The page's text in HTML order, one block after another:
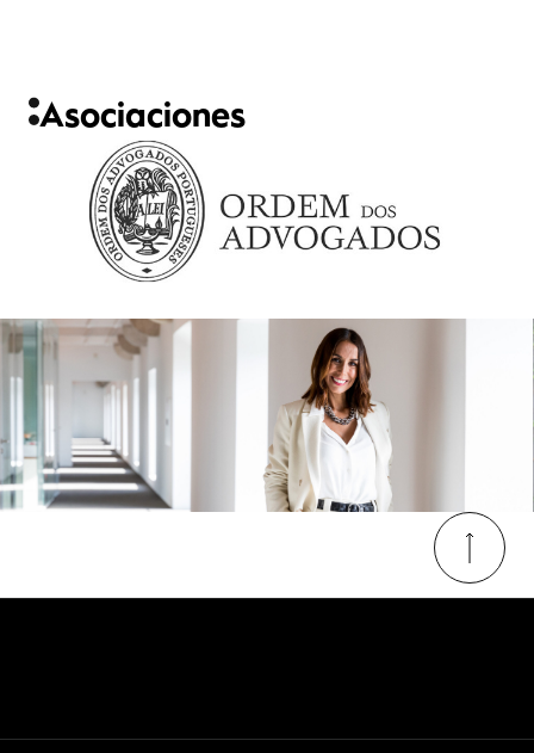
Asociaciones